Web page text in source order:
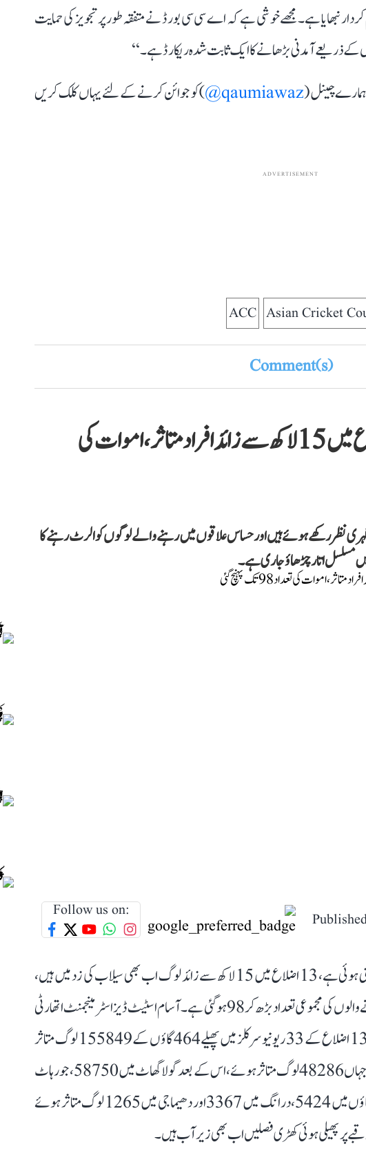
نبھایا ہے۔ مجھے خوشی ہے کہ اے سی سی بورڈ نے متفقہ طور پر تجویز کی حمایت
کے ذریعے آمدنی بڑھانے کا ایک ثابت شدہ ریکارڈ ہے۔‘‘
ہمارے چینل (qaumiawaz@
) کو جوائن کرنے کے لئے یہاں کلک کریں
ADVERTISEMENT
Asian Cricket
ACC
Comment(s)
آسام: سیلاب سے 13 اضلاع میں 15 لاکھ سے زائد افراد متاثر، اموات کی
نظر رکھے ہوئے ہیں اور حساس علاقوں میں رہنے والے لوگوں کو الرٹ رہنے کا
مسلسل اتار چڑھاؤ جاری ہے۔
Follow us on:
آسام میں سیلاب کی صورتحال انتہائی سنگین بنی ہوئی ہے، 13 اضلاع میں 15 لاکھ سے زائد لوگ اب بھی سیلاب کی زد میں ہیں،
جبکہ سیلاب کے باعث رواں سال ہلاک ہونے والوں کی مجموعی تعداد بڑھ کر 98 ہو گئی ہے۔ آسام اسٹیٹ ڈیزاسٹر مینجمنٹ اتھارٹی
(اے ایس ڈی ایم اے) کے مطابق فی الحال 13 اضلاع کے 33 ریونیو سرکلز میں پھیلے 464 گاؤں کے 155849 لوگ متاثر
ہیں۔ شیو ساگر سب سے زیادہ متاثرہ ضلع ہے جہاں 48286 لوگ متاثر ہوئے، اس کے بعد گولا گھاٹ میں 58750، جورہاٹ
میں 25259، چرائی دیو میں 12779، ناگاؤں میں 5424، درانگ میں 3367 اور دھیماجی میں 1265 لوگ متاثر ہوئے